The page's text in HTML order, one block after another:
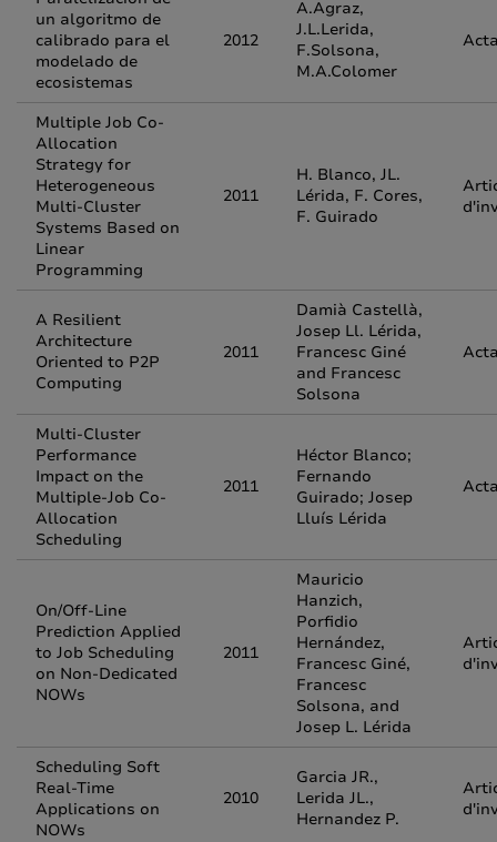
un algoritmo de
calibrado para el
modelado de
ecosistemas
2012
A.Agraz,
J.L.Lerida,
F.Solsona,
M.A.Colomer
Multiple Job Co-
Allocation
Strategy for
Heterogeneous
Multi-Cluster
Systems Based on
Linear
Programming
2011
H. Blanco, JL.
Lérida, F. Cores,
F. Guirado
A Resilient
Architecture
Oriented to P2P
Computing
2011
Damià Castellà,
Josep Ll. Lérida,
Francesc Giné
and Francesc
Solsona
Multi-Cluster
Performance
Impact on the
Multiple-Job Co-
Allocation
Scheduling
2011
Héctor Blanco;
Fernando
Guirado; Josep
Lluís Lérida
On/Off-Line
Prediction Applied
to Job Scheduling
on Non-Dedicated
NOWs
2011
Mauricio
Hanzich,
Porfidio
Hernández,
Francesc Giné,
Francesc
Solsona, and
Josep L. Lérida
Scheduling Soft
Real-Time
Applications on
NOWs
2010
Garcia JR.,
Lerida JL.,
Hernandez P.